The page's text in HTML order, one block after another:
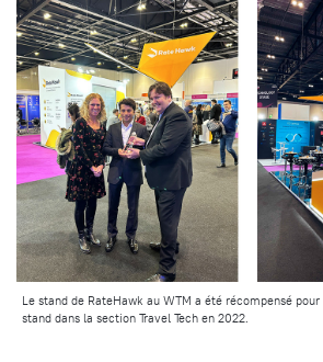
Le stand de RateHawk au WTM a été récompensé
stand dans la section Travel Tech en 2022.